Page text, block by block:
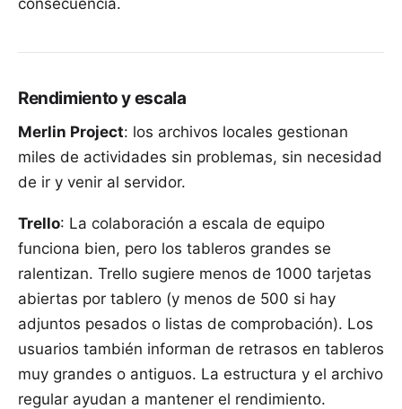
Rendimiento y escala
Merlin Project: los archivos locales gestionan
miles de actividades sin problemas, sin necesidad
de ir y venir al servidor.
Trello: La colaboración a escala de equipo
funciona bien, pero los tableros grandes se
ralentizan. Trello sugiere menos de 1000 tarjetas
abiertas por tablero (y menos de 500 si hay
adjuntos pesados o listas de comprobación). Los
usuarios también informan de retrasos en tableros
muy grandes o antiguos. La estructura y el archivo
regular ayudan a mantener el rendimiento.